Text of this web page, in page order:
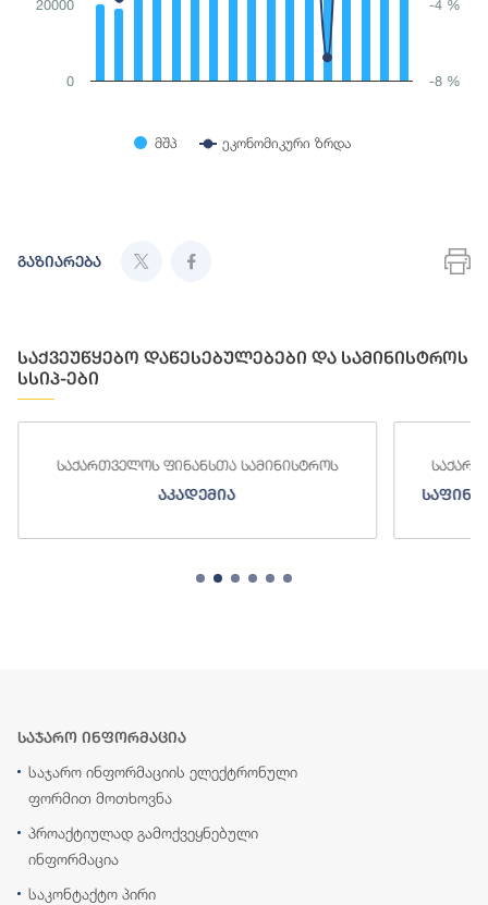
მშპ ეკონომიკური ზრდა
0
20000
-8 %
-4 %
გაზიარება
საქვეუწყებო დაწესებულებები და სამინისტროს
სსიპ-ები
საქართველოს ფინანსთა სამინისტროს
აკადემია
საჯარო ინფორმაცია
საჯარო ინფორმაციის ელექტრონული
ფორმით მოთხოვნა
პროაქტიულად გამოქვეყნებული
ინფორმაცია
საკონტაქტო პირი